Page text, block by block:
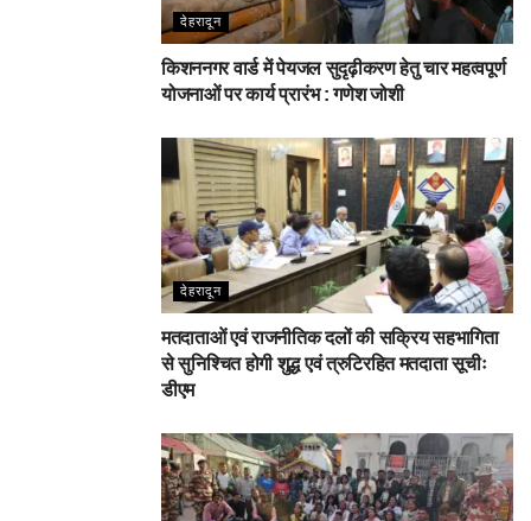
देहरादून
किशननगर वार्ड में पेयजल सुदृढ़ीकरण हेतु चार महत्वपूर्ण
योजनाओं पर कार्य प्रारंभ : गणेश जोशी
देहरादून
मतदाताओं एवं राजनीतिक दलों की सक्रिय सहभागिता
से सुनिश्चित होगी शुद्ध एवं त्रुटिरहित मतदाता सूचीः
डीएम